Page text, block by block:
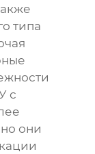
типа
с
они